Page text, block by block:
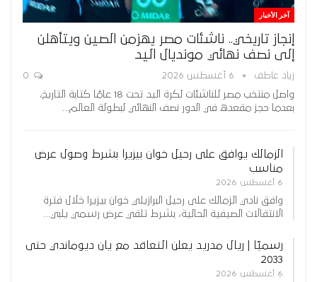
آخر الأخبار
إنجاز تاريخي.. ناشئات مصر يهزمن الصين ويتأهلن
إلى نصف نهائي مونديال اليد
زياد عاطف 6 أغسطس 2026
واصل منتخب مصر للناشئات لكرة اليد تحت 18 عامًا كتابة التاريخ،
بعدما حجز مقعده في الدور نصف النهائي لبطولة العالم…
الزمالك يوافق على رحيل خوان بيزيرا بشرط وصول عرض
مناسب
6 أغسطس 2026
وافق نادي الزمالك على رحيل البرازيلي خوان بيزيرا خلال فترة
الانتقالات الصيفية الحالية، بشرط تلقي عرض رسمي يلبي…
رسميًا | ريال مدريد يعلن التعاقد مع يان ديوماندي حتى
2033
6 أغسطس 2026